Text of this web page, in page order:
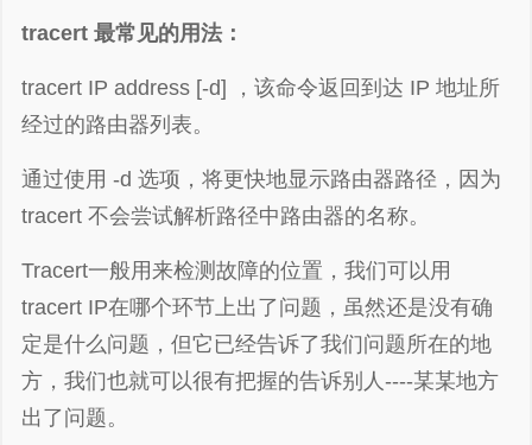
tracert 最常见的用法：
tracert IP address [-d] ，该命令返回到达 IP 地址所
经过的路由器列表。
通过使用 -d 选项，将更快地显示路由器路径，因为
tracert 不会尝试解析路径中路由器的名称。
Tracert一般用来检测故障的位置，我们可以用
tracert IP在哪个环节上出了问题，虽然还是没有确
定是什么问题，但它已经告诉了我们问题所在的地
方，我们也就可以很有把握的告诉别人----某某地方
出了问题。
谢谢赞赏